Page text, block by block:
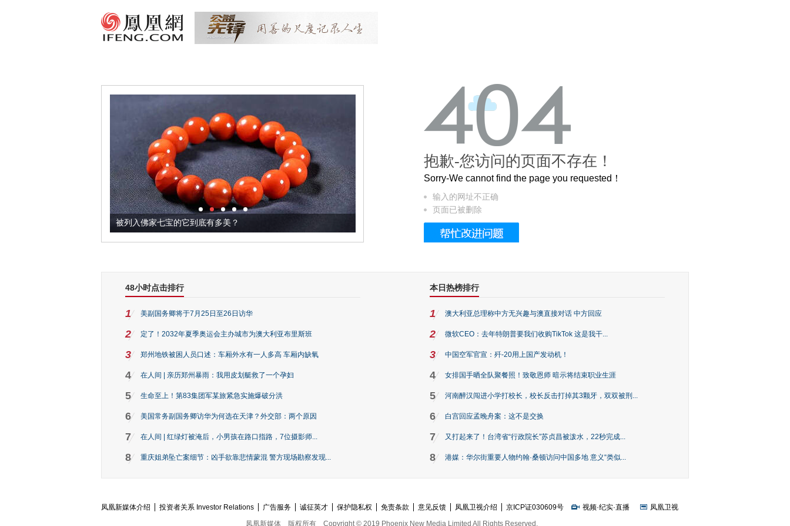
被列入佛家七宝的它到底有多美？ 这个3.2米的长卷，还原了600岁的紫禁城
抱歉-您访问的页面不存在！
Sorry-We cannot find the page you requested！
输入的网址不正确
页面已被删除
48小时点击排行
1 美副国务卿将于7月25日至26日访华
2 定了！2032年夏季奥运会主办城市为澳大利亚布里斯班
3 郑州地铁被困人员口述：车厢外水有一人多高 车厢内缺氧
4 在人间 | 亲历郑州暴雨：我用皮划艇救了一个孕妇
5 生命至上！第83集团军某旅紧急实施爆破分洪
6 美国常务副国务卿访华为何选在天津？外交部：两个原因
7 在人间 | 红绿灯被淹后，小男孩在路口指路，7位摄影师...
8 重庆姐弟坠亡案细节：凶手欲靠悲情蒙混 警方现场勘察发现...
本日热榜排行
1 澳大利亚总理称中方无兴趣与澳直接对话 中方回应
2 微软CEO：去年特朗普要我们收购TikTok 这是我干...
3 中国空军官宣：歼-20用上国产发动机！
4 女排国手晒全队聚餐照！致敬恩师 暗示将结束职业生涯
5 河南醉汉闯进小学打校长，校长反击打掉其3颗牙，双双被刑...
6 白宫回应孟晚舟案：这不是交换
7 又打起来了！台湾省“行政院长”苏贞昌被泼水，22秒完成...
8 港媒：华尔街重要人物约翰·桑顿访问中国多地 意义“类似...
凤凰新媒体介绍 投资者关系 Investor Relations 广告服务 诚征英才 保护隐私权 免责条款 意见反馈 凤凰卫视介绍 京ICP证030609号 视频·纪实·直播
凤凰卫视
凤凰新媒体
版权所有 Copyright © 2019 Phoenix New Media Limited All Rights Reserved.